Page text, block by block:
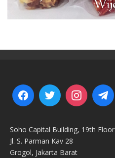
Soho Capital Building, 19th Floor
Jl. S. Parman Kav 28
Grogol, Jakarta Barat